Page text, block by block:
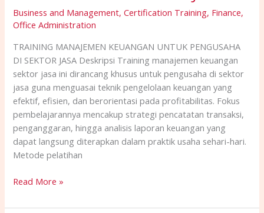
Business and Management,Certification Training, Finance,
Office Administration
TRAINING MANAJEMEN KEUANGAN UNTUK PENGUSAHA
DI SEKTOR JASA Deskripsi Training manajemen keuangan
sektor jasa ini dirancang khusus untuk pengusaha di sektor
jasa guna menguasai teknik pengelolaan keuangan yang
efektif, efisien, dan berorientasi pada profitabilitas. Fokus
pembelajarannya mencakup strategi pencatatan transaksi,
penganggaran, hingga analisis laporan keuangan yang
dapat langsung diterapkan dalam praktik usaha sehari-hari.
Metode pelatihan
Read More »